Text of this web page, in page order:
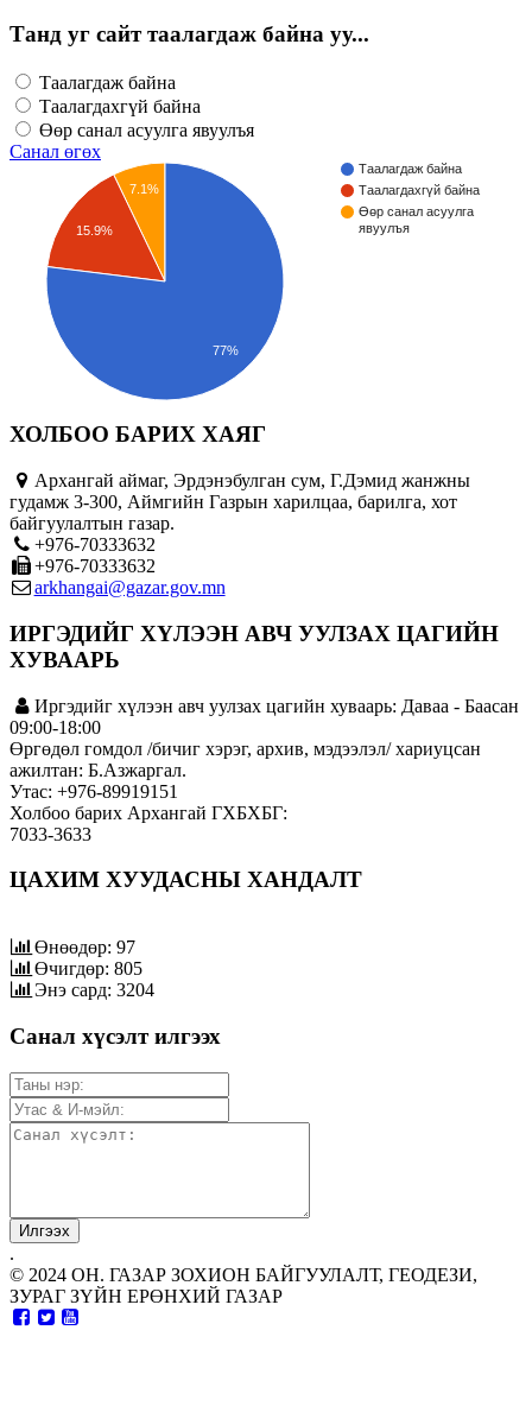
Танд уг сайт таалагдаж байна уу...
Таалагдаж байна
Таалагдахгүй байна
Өөр санал асуулга явуулъя
Санал өгөх
Таалагдаж байна
Таалагдахгүй байна
Өөр санал асуулга
явуулъя
7.1%
15.9%
77%
ХОЛБОО БАРИХ ХАЯГ
Архангай аймаг, Эрдэнэбулган сум, Г.Дэмид жанжны
гудамж 3-300, Аймгийн Газрын харилцаа, барилга, хот
байгуулалтын газар.
+976-70333632
+976-70333632
arkhangai@gazar.gov.mn
ИРГЭДИЙГ ХҮЛЭЭН АВЧ УУЛЗАХ ЦАГИЙН
ХУВААРЬ
Иргэдийг хүлээн авч уулзах цагийн хуваарь: Даваа - Баасан
09:00-18:00
Өргөдөл гомдол /бичиг хэрэг, архив, мэдээлэл/ хариуцсан
ажилтан: Б.Азжаргал.
Утас: +976-89919151
Холбоо барих Архангай ГХБХБГ:
7033-3633
ЦАХИМ ХУУДАСНЫ ХАНДАЛТ
Өнөөдөр: 97
Өчигдөр: 805
Энэ сард: 3204
Санал хүсэлт илгээх
.
© 2024 ОН. ГАЗАР ЗОХИОН БАЙГУУЛАЛТ, ГЕОДЕЗИ,
ЗУРАГ ЗҮЙН ЕРӨНХИЙ ГАЗАР